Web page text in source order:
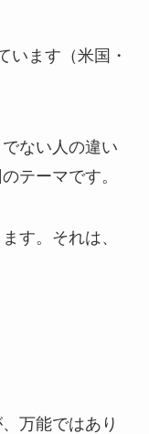
います（米国・
ない人の違い
テーマです。
す。それは、
万能ではあり